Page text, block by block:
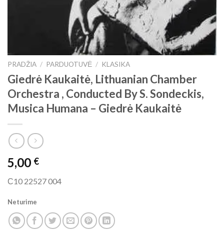
PRADŽIA / PARDUOTUVĖ / KLASIKA
Giedrė Kaukaitė, Lithuanian Chamber
Orchestra , Conducted By S. Sondeckis,
Musica Humana ‎– Giedrė Kaukaitė
5,00 €
С10 22527 004
Neturime